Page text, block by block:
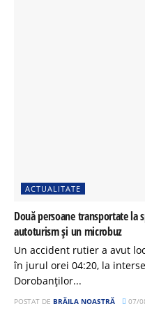
ACTUALITATE
Două persoane transportate
autoturism și un microbuz
Un accident rutier a avut
în jurul orei 04:20, la
Dorobanților...
POSTAT DE BRĂILA NOASTRĂ 07/